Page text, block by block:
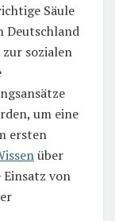
Säule
Deutschland
sozialen
um eine
ersten
über
von